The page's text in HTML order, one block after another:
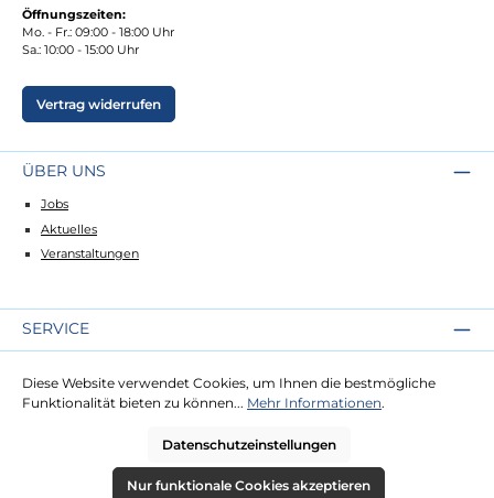
Öffnungszeiten:
Mo. - Fr.: 09:00 - 18:00 Uhr
Sa.: 10:00 - 15:00 Uhr
Vertrag widerrufen
ÜBER UNS
Jobs
Aktuelles
Veranstaltungen
SERVICE
Lieferung
Zahlung
RECHTLICHES
Diese Website verwendet Cookies, um Ihnen die bestmögliche
Funktionalität bieten zu können... Mehr Informationen.
Datenschutzeinstellungen
Nur funktionale Cookies akzeptieren